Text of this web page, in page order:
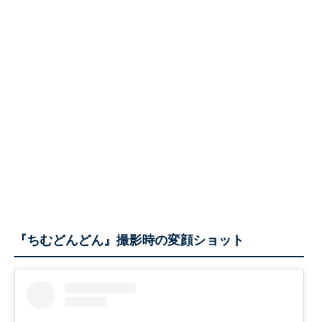
『ちむどんどん』撮影時の変顔ショット